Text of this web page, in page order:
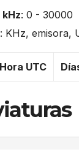
kHz: 0 - 30000
: KHz, emisora,
Hora UTC